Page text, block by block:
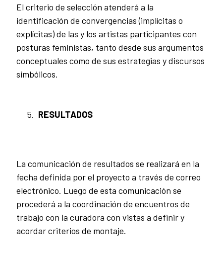
El criterio de selección atenderá a la
identificación de convergencias (implícitas o
explícitas) de las y los artistas participantes con
posturas feministas, tanto desde sus argumentos
conceptuales como de sus estrategias y discursos
simbólicos.
RESULTADOS
La comunicación de resultados se realizará en la
fecha definida por el proyecto a través de correo
electrónico. Luego de esta comunicación se
procederá a la coordinación de encuentros de
trabajo con la curadora con vistas a definir y
acordar criterios de montaje.